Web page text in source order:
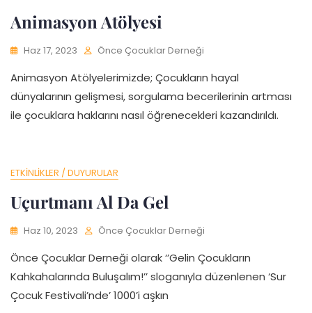
Animasyon Atölyesi
Haz 17, 2023 Önce Çocuklar Derneği
Animasyon Atölyelerimizde; Çocukların hayal
dünyalarının gelişmesi, sorgulama becerilerinin artması
ile çocuklara haklarını nasıl öğrenecekleri kazandırıldı.
ETKINLIKLER / DUYURULAR
Uçurtmanı Al Da Gel
Haz 10, 2023 Önce Çocuklar Derneği
Önce Çocuklar Derneği olarak ‘’Gelin Çocukların
Kahkahalarında Buluşalım!’’ sloganıyla düzenlenen ‘Sur
Çocuk Festivali’nde’ 1000’i aşkın